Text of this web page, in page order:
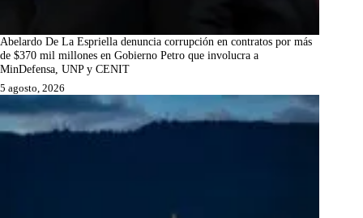
Abelardo De La Espriella denuncia corrupción en contratos por más
de $370 mil millones en Gobierno Petro que involucra a
MinDefensa, UNP y CENIT
5 agosto, 2026